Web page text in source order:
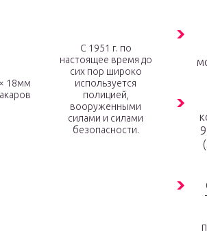
18мм
С 1951 г. по
настоящее время до
сих пор широко
используется
полицией,
вооруженными
силами и силами
безопасности.